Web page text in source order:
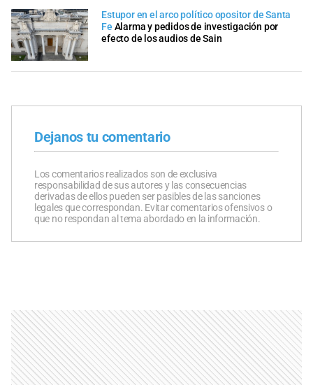
Estupor en el arco político opositor de Santa
Fe Alarma y pedidos de investigación por
efecto de los audios de Sain
Dejanos tu comentario
Los comentarios realizados son de exclusiva
responsabilidad de sus autores y las consecuencias
derivadas de ellos pueden ser pasibles de las sanciones
legales que correspondan. Evitar comentarios ofensivos o
que no respondan al tema abordado en la información.